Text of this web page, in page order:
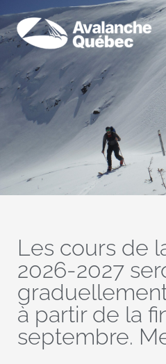
au
contenu
Les cours de
2026-2027
à partir de la
septembre.